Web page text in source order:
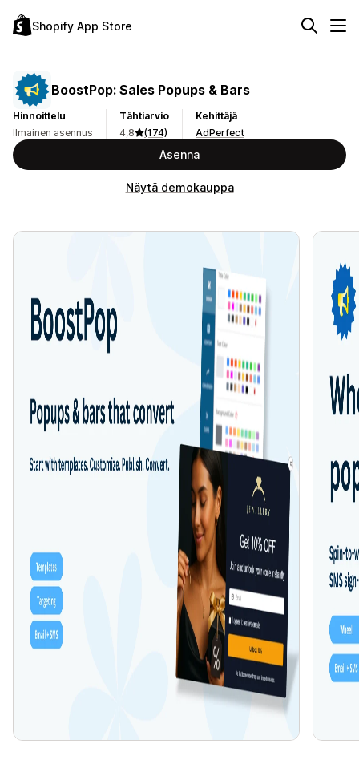
Shopify App Store
BoostPop: Sales Popups & Bars
Hinnoittelu
Ilmainen asennus
Tähtiarvio
4,8
(174)
Kehittäjä
AdPerfect
Asenna
Näytä demokauppa